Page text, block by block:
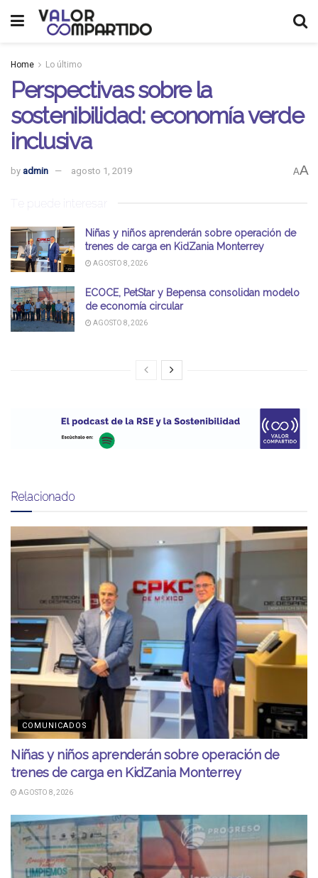
Home Lo último
Perspectivas sobre la
sostenibilidad: economía verde
inclusiva
by admin agosto 1, 2019 AA
Te puede interesar
Niñas y niños aprenderán sobre operación de
trenes de carga en KidZania Monterrey
AGOSTO 8, 2026
ECOCE, PetStar y Bepensa consolidan modelo
de economía circular
AGOSTO 8, 2026
Relacionado
COMUNICADOS
Niñas y niños aprenderán sobre operación de
trenes de carga en KidZania Monterrey
AGOSTO 8, 2026